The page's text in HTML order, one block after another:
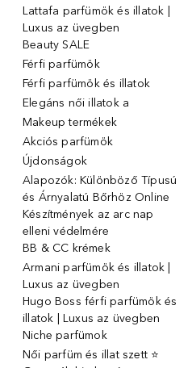
Lattafa parfümök és illatok |
Luxus az üvegben
Beauty SALE
Férfi parfümök
Férfi parfümök és illatok
Elegáns női illatok ️a
Makeup termékek
Akciós parfümök
Újdonságok
Alapozók: Különböző Típusú
és Árnyalatú Bőrhöz Online
Készítmények az arc nap
elleni védelmére
BB & CC krémek
Armani parfümök és illatok |
Luxus az üvegben
Hugo Boss férfi parfümök és
illatok | Luxus az üvegben
Niche parfümok
Női parfüm és illat szett ⭐